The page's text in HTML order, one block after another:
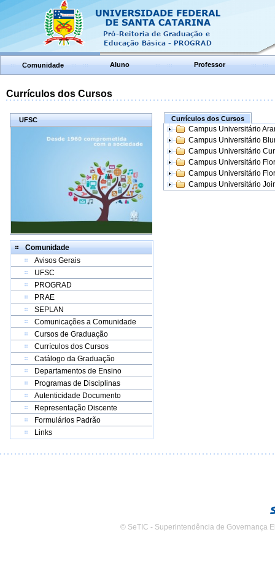
Comunidade Aluno Professor
Currículos dos Cursos
UFSC
Comunidade
Avisos Gerais
UFSC
PROGRAD
PRAE
SEPLAN
Comunicações a Comunidade
Cursos de Graduação
Currículos dos Cursos
Catálogo da Graduação
Departamentos de Ensino
Programas de Disciplinas
Autenticidade Documento
Representação Discente
Formulários Padrão
Links
Currículos dos Cursos
Campus Universitário
Campus Universitário
Campus Universitário
Campus Universitário
Campus Universitário
Campus Universitário
© SeTIC - Superintendência de Governança